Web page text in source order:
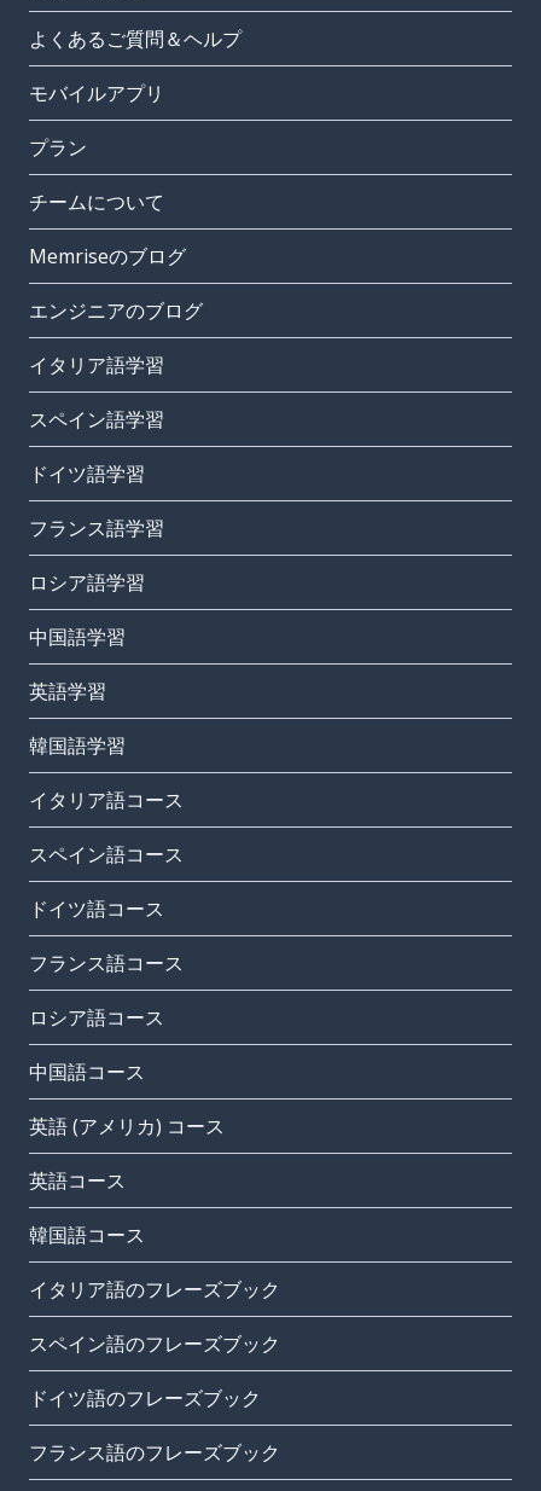
よくあるご質問＆ヘルプ
モバイルアプリ
プラン
チームについて
Memriseのブログ
エンジニアのブログ
イタリア語学習
スペイン語学習
ドイツ語学習
フランス語学習
ロシア語学習
中国語学習
英語学習
韓国語学習
イタリア語コース
スペイン語コース
ドイツ語コース
フランス語コース
ロシア語コース
中国語コース
英語 (アメリカ) コース
英語コース
韓国語コース
イタリア語のフレーズブック
スペイン語のフレーズブック
ドイツ語のフレーズブック
フランス語のフレーズブック